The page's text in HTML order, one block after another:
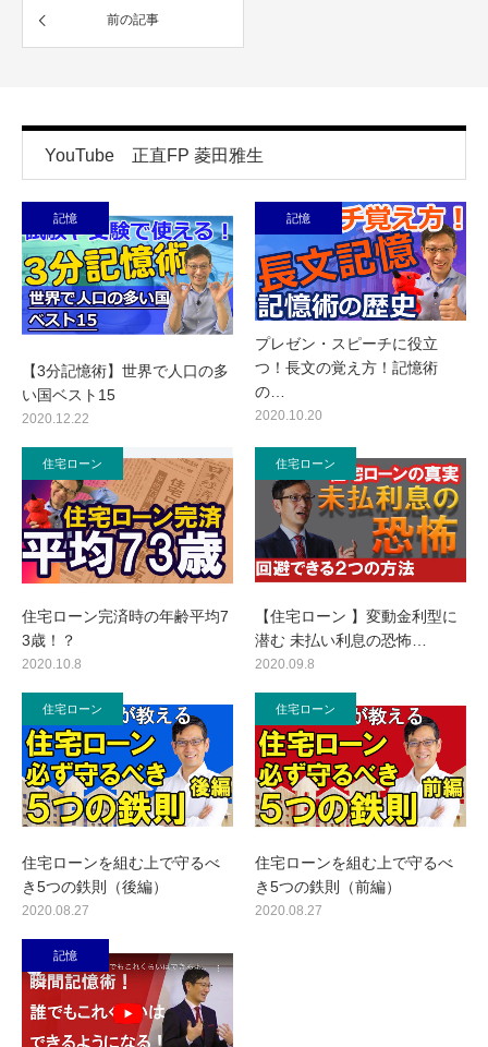
前の記事
YouTube 正直FP 菱田雅生
記憶
【3分記憶術】世界で人口の多
い国ベスト15
2020.12.22
記憶
プレゼン・スピーチに役立
つ！長文の覚え方！記憶術
の…
2020.10.20
住宅ローン
住宅ローン完済時の年齢平均7
3歳！？
2020.10.8
住宅ローン
【住宅ローン 】変動金利型に
潜む 未払い利息の恐怖…
2020.09.8
住宅ローン
住宅ローンを組む上で守るべ
き5つの鉄則（後編）
2020.08.27
住宅ローン
住宅ローンを組む上で守るべ
き5つの鉄則（前編）
2020.08.27
記憶